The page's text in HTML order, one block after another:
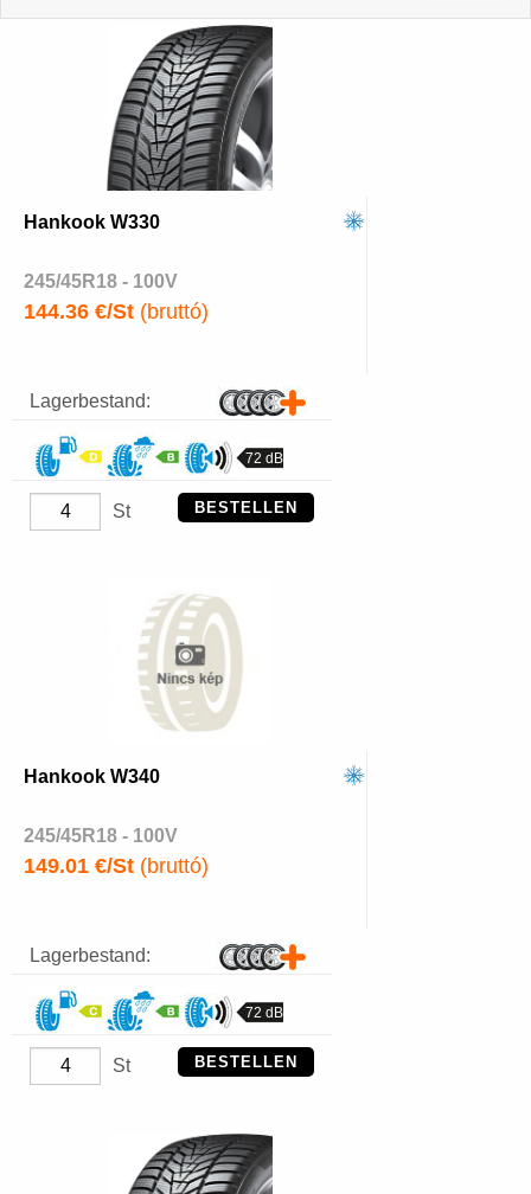
Hankook W330
245/45R18 - 100V
144.36 €/St (bruttó)
Lagerbestand:
72 dB
St BESTELLEN
Hankook W340
245/45R18 - 100V
149.01 €/St (bruttó)
Lagerbestand:
72 dB
St BESTELLEN